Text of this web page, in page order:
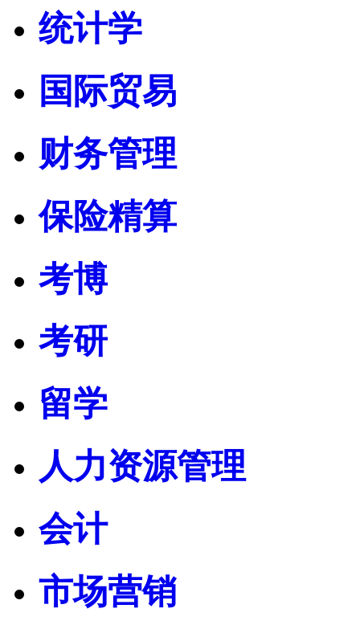
统计学
国际贸易
财务管理
保险精算
考博
考研
留学
人力资源管理
会计
市场营销